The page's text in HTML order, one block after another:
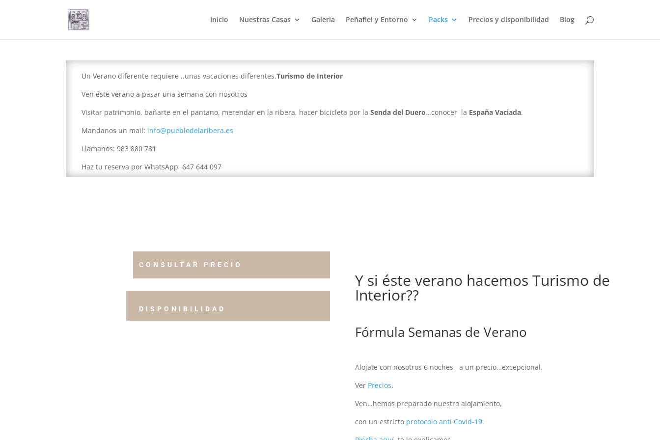
Inicio Nuestras Casas Galeria Peñafiel y Entorno Packs Precios y disponibilidad Blog
Un Verano diferente requiere ..unas vacaciones diferentes.Turismo de Interior
Ven éste verano a pasar una semana con nosotros
Visitar patrimonio, bañarte en el pantano, merendar en la ribera, hacer bicicleta por la Senda del Duero…conocer la España Vaciada.
Mandanos un mail: info@pueblodelaribera.es
Llamanos: 983 880 781
Haz tu reserva por WhatsApp 647 644 097
CONSULTAR PRECIO
DISPONIBILIDAD
Y si éste verano hacemos Turismo de
Interior??
Fórmula Semanas de Verano
Alojate con nosotros 6 noches, a un precio…excepcional.
Ver Precios.
Ven…hemos preparado nuestro alojamiento,
con un estricto protocolo anti Covid-19.